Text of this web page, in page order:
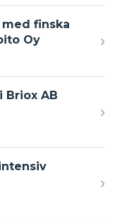
finska
Oy
›
Briox AB
›
›